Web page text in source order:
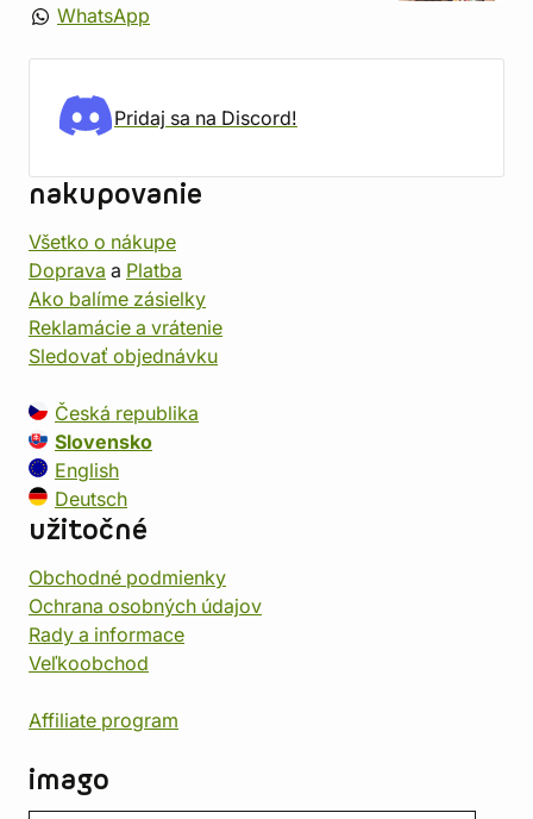
WhatsApp
Pridaj sa na Discord!
nakupovanie
Všetko o nákupe
Doprava a Platba
Ako balíme zásielky
Reklamácie a vrátenie
Sledovať objednávku
Česká republika
Slovensko
English
Deutsch
užitočné
Obchodné podmienky
Ochrana osobných údajov
Rady a informace
Veľkoobchod
Affiliate program
imago